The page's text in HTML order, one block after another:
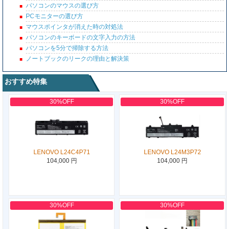
パソコンのマウスの選び方
PCモニターの選び方
マウスポインタが消えた時の対処法
パソコンのキーボードの文字入力の方法
パソコンを5分で掃除する方法
ノートブックのリークの理由と解決策
おすすめ特集
30%OFF
LENOVO L24C4P71
104,000 円
30%OFF
LENOVO L24M3P72
104,000 円
30%OFF 30%OFF